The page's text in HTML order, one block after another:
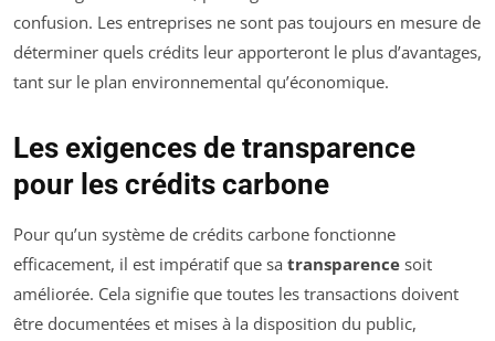
confusion. Les entreprises ne sont pas toujours en mesure de
déterminer quels crédits leur apporteront le plus d’avantages,
tant sur le plan environnemental qu’économique.
Les exigences de transparence
pour les crédits carbone
Pour qu’un système de crédits carbone fonctionne
efficacement, il est impératif que sa transparence soit
améliorée. Cela signifie que toutes les transactions doivent
être documentées et mises à la disposition du public,